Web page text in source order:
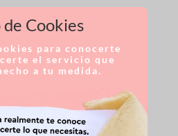
de Cookies
para conocerte
el servicio que
a tu medida.